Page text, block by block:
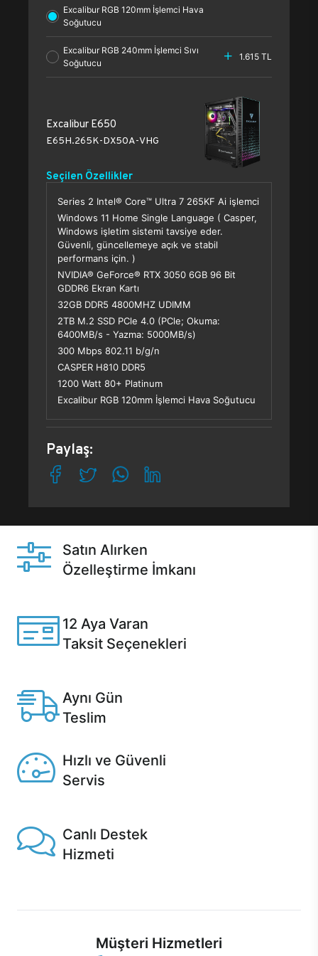
Excalibur RGB 120mm İşlemci Hava
Soğutucu
Excalibur RGB 240mm İşlemci Sıvı
Soğutucu
1.615 TL
Excalibur E650
E65H.265K-DX50A-VHG
Seçilen Özellikler
Series 2 Intel® Core™ Ultra 7 265KF Ai işlemci
Windows 11 Home Single Language ( Casper,
Windows işletim sistemi tavsiye eder.
Güvenli, güncellemeye açık ve stabil
performans için. )
NVIDIA® GeForce® RTX 3050 6GB 96 Bit
GDDR6 Ekran Kartı
32GB DDR5 4800MHZ UDIMM
2TB M.2 SSD PCle 4.0 (PCle; Okuma:
6400MB/s - Yazma: 5000MB/s)
300 Mbps 802.11 b/g/n
CASPER H810 DDR5
1200 Watt 80+ Platinum
Excalibur RGB 120mm İşlemci Hava Soğutucu
Paylaş:
Satın Alırken
Özelleştirme İmkanı
12 Aya Varan
Taksit Seçenekleri
Aynı Gün
Teslim
Hızlı ve Güvenli
Servis
Canlı Destek
Hizmeti
Müşteri Hizmetleri